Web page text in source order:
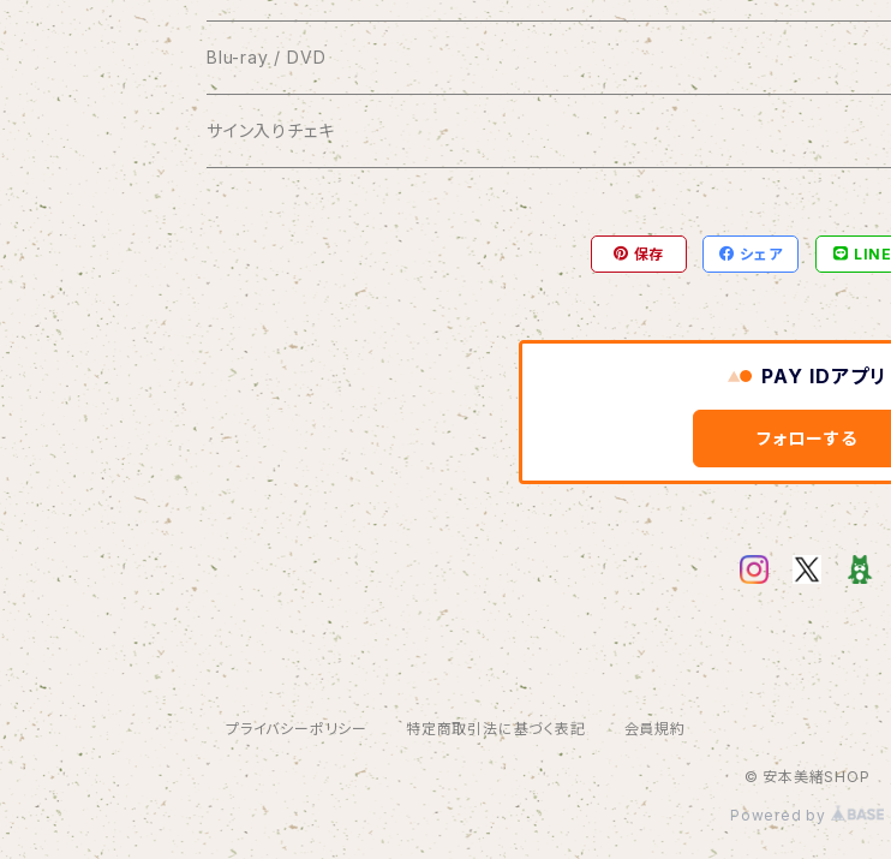
1coin配信 クラブ美緒
過去の録画ライブ視聴チケット
1/8 弦カルテットコンサート at 横浜mint hall
おやすみなさい
花束をあなたに
Piano Letter
ミニアルバム
アナスタシア
明日が聴こえる
selene
フルアルバム
Meditation
写真集つきシングル
アナスタシア（初期ver.）
この夏よ、永遠に
コンピレーションアルバム
Link
Diverse Sounds
ブロマイド
10周年メモリアルフォトブック
クリアファイル
缶バッジ
オーダーメイド絵手紙
桜（3/29〜）
リクエストイラスト
ステッカー
うちわ
マスク
トートバッグ
Tシャツ
Blu-ray / DVD
2017.7.2 渋谷プレジャープレジャー
Blu-ray
Blu-ray＆DVDセット
2020.9.20 andante〜your songs〜
Blu-ray
DVD
2021.1.11 渋谷プレジャープレジャー
Blu-ray
DVD
2021.1.11 密着ドキュメンタリー映像
2023.1.8 andante〜Quartet〜
2023.1.8 密着ドキュメンタリー映像
サイン入りチェキ
おうちde MIO LIVE
闇チェキ
1/11 ホールコンサート衣装チェキ
保存 シェア LINE
PAY IDアプリ
フォローする
プライバシーポリシー 特定商取引法に基づく表記 会員規約
© 安本美緒SHOP
Powered by